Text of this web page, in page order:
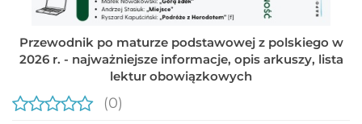
Przewodnik po maturze podstawowej z polskiego w
2026 r. - najważniejsze informacje, opis arkuszy, lista
lektur obowiązkowych
(0)